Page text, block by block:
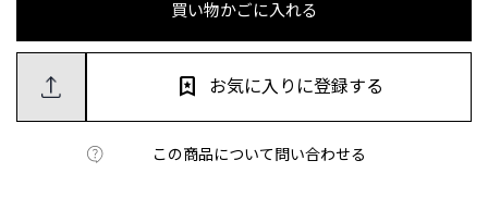
買い物かごに入れる
この商品について問い合わせる
お気に入りに登録する